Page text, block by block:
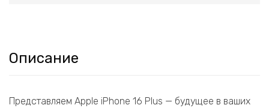
Описание
Представляем Apple iPhone 16 Plus — будущее в ваших